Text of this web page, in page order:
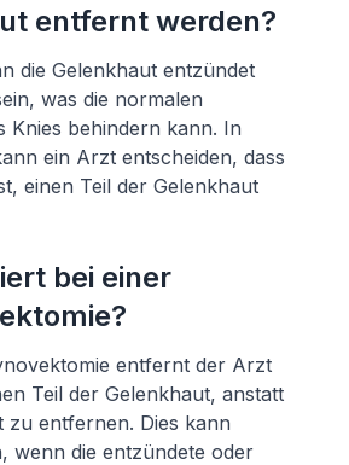
entfernt werden?
die Gelenkhaut entzündet
was die normalen
Knies behindern kann. In
ein Arzt entscheiden, dass
einen Teil der Gelenkhaut
bei einer
entfernt der Arzt
Teil der Gelenkhaut, anstatt
zu entfernen. Dies kann
wenn die entzündete oder